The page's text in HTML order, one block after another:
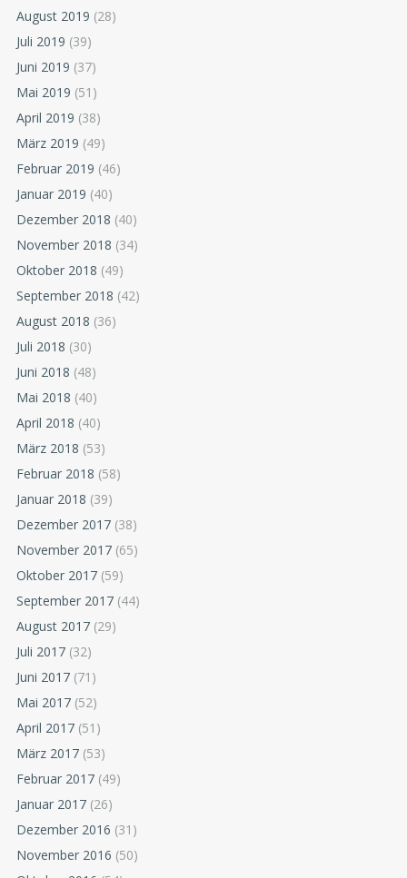
August 2019 (28)
Juli 2019 (39)
Juni 2019 (37)
Mai 2019 (51)
April 2019 (38)
März 2019 (49)
Februar 2019 (46)
Januar 2019 (40)
Dezember 2018 (40)
November 2018 (34)
Oktober 2018 (49)
September 2018 (42)
August 2018 (36)
Juli 2018 (30)
Juni 2018 (48)
Mai 2018 (40)
April 2018 (40)
März 2018 (53)
Februar 2018 (58)
Januar 2018 (39)
Dezember 2017 (38)
November 2017 (65)
Oktober 2017 (59)
September 2017 (44)
August 2017 (29)
Juli 2017 (32)
Juni 2017 (71)
Mai 2017 (52)
April 2017 (51)
März 2017 (53)
Februar 2017 (49)
Januar 2017 (26)
Dezember 2016 (31)
November 2016 (50)